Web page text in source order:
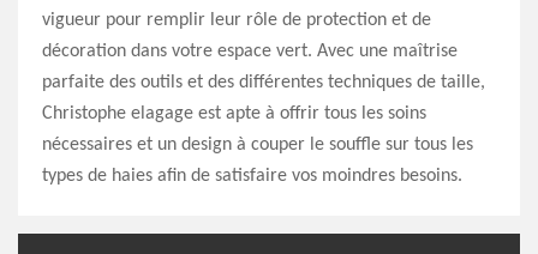
vigueur pour remplir leur rôle de protection et de
décoration dans votre espace vert. Avec une maîtrise
parfaite des outils et des différentes techniques de taille,
Christophe elagage est apte à offrir tous les soins
nécessaires et un design à couper le souffle sur tous les
types de haies afin de satisfaire vos moindres besoins.